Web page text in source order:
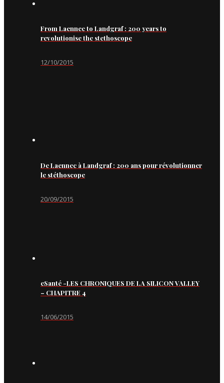
From Laennec to Landgraf : 200 years to
revolutionise the stethoscope
12/10/2015
De Laennec à Landgraf : 200 ans pour révolutionner
le stéthoscope
20/09/2015
eSanté -LES CHRONIQUES DE LA SILICON VALLEY
– CHAPITRE 4
14/06/2015